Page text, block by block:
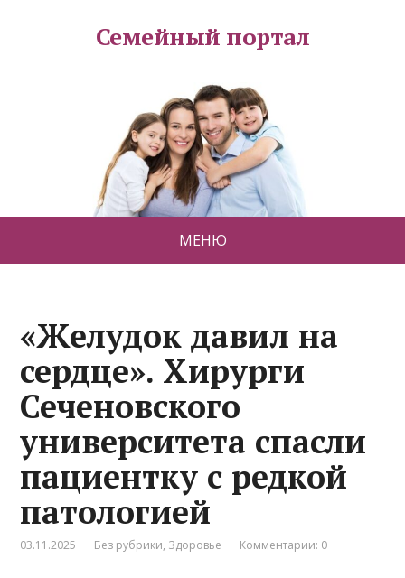
Семейный портал
МЕНЮ
«Желудок давил на
сердце». Хирурги
Сеченовского
университета спасли
пациентку с редкой
патологией
03.11.2025 Без рубрики, Здоровье Комментарии: 0